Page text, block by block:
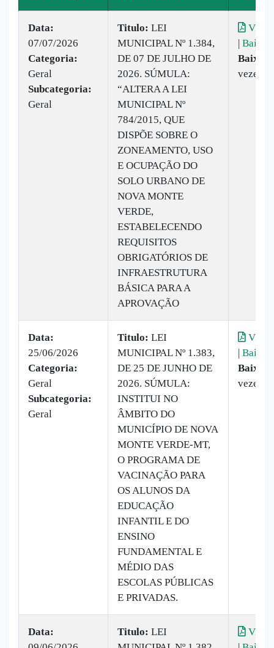
Data:
07/07/2026
Categoria:
Geral
Subcategoria:
Geral
Titulo: LEI
MUNICIPAL Nº 1.384,
DE 07 DE JULHO DE
2026. SÚMULA:
“ALTERA A LEI
MUNICIPAL Nº
784/2015, QUE
DISPÕE SOBRE O
ZONEAMENTO, USO
E OCUPAÇÃO DO
SOLO URBANO DE
NOVA MONTE
VERDE,
ESTABELECENDO
REQUISITOS
OBRIGATÓRIOS DE
INFRAESTRUTURA
BÁSICA PARA A
APROVAÇÃO
| Baixar
vezes
Data:
25/06/2026
Categoria:
Geral
Subcategoria:
Geral
Titulo: LEI
MUNICIPAL Nº 1.383,
DE 25 DE JUNHO DE
2026. SÚMULA:
INSTITUI NO
ÂMBITO DO
MUNICÍPIO DE NOVA
MONTE VERDE-MT,
O PROGRAMA DE
VACINAÇÃO PARA
OS ALUNOS DA
EDUCAÇÃO
INFANTIL E DO
ENSINO
FUNDAMENTAL E
MÉDIO DAS
ESCOLAS PÚBLICAS
E PRIVADAS.
| Baixar
vezes
Data:
Titulo: LEI